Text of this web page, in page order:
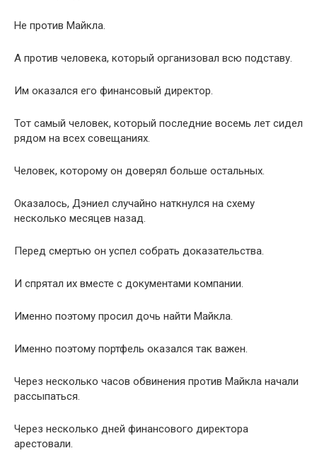
Не против Майкла.
А против человека, который организовал всю подставу.
Им оказался его финансовый директор.
Тот самый человек, который последние восемь лет сидел
рядом на всех совещаниях.
Человек, которому он доверял больше остальных.
Оказалось, Дэниел случайно наткнулся на схему
несколько месяцев назад.
Перед смертью он успел собрать доказательства.
И спрятал их вместе с документами компании.
Именно поэтому просил дочь найти Майкла.
Именно поэтому портфель оказался так важен.
Через несколько часов обвинения против Майкла начали
рассыпаться.
Через несколько дней финансового директора
арестовали.